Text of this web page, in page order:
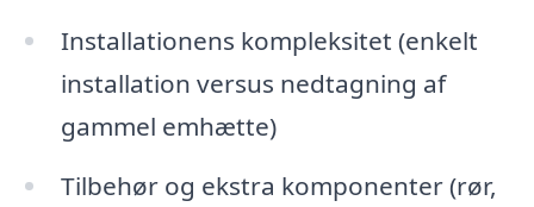
Installationens kompleksitet (enkelt
installation versus nedtagning af
gammel emhætte)
Tilbehør og ekstra komponenter (rør,